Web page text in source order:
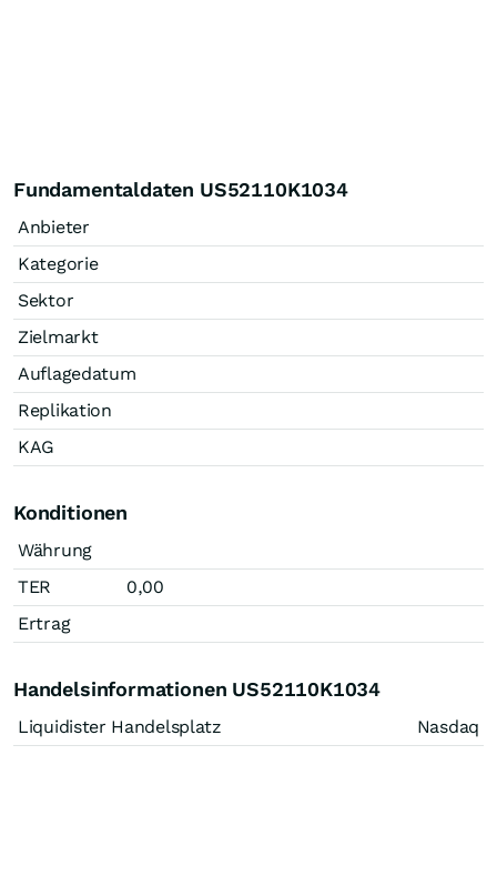
Fundamentaldaten US52110K1034
Anbieter
Kategorie
Sektor
Zielmarkt
Auflagedatum
Replikation
KAG
Konditionen
Währung
TER
0,00
Ertrag
Handelsinformationen US52110K1034
Liquidister Handelsplatz Nasdaq